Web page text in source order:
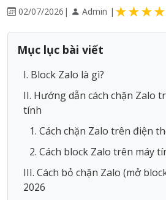
02/07/2026 | Admin | ★
★
★
★
Mục lục bài viết
I. Block Zalo là gì?
II. Hướng dẫn cách chặn Zalo
tính
1. Cách chặn Zalo trên điện
2. Cách block Zalo trên máy
III. Cách bỏ chặn Zalo (mở
2026